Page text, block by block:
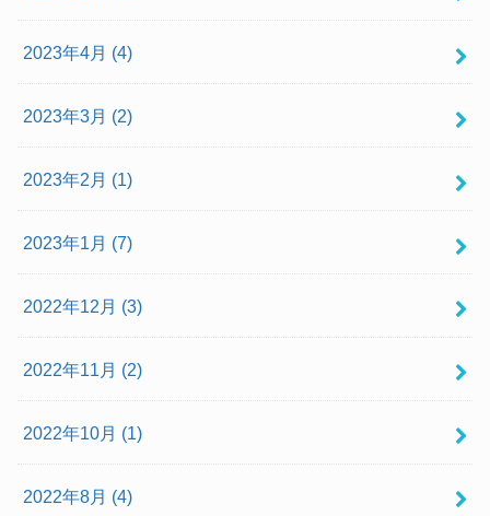
2023年4月 (4)
2023年3月 (2)
2023年2月 (1)
2023年1月 (7)
2022年12月 (3)
2022年11月 (2)
2022年10月 (1)
2022年8月 (4)